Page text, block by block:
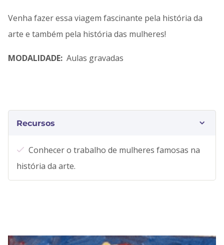
Venha fazer essa viagem fascinante pela história da
arte e também pela história das mulheres!
MODALIDADE: Aulas gravadas
Recursos
Conhecer o trabalho de mulheres famosas na
história da arte.